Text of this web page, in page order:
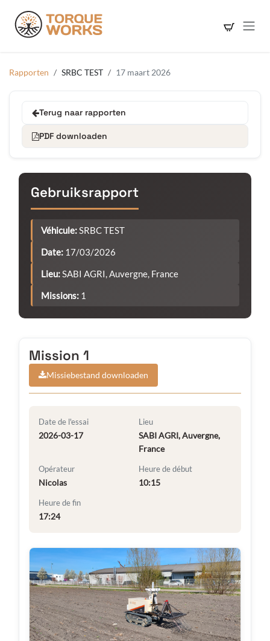
Rapporten SRBC TEST 17 maart 2026
Terug naar rapporten
PDF downloaden
Gebruiksrapport
Véhicule:SRBC TEST
Date: 17/03/2026
Lieu:SABI AGRI, Auvergne, France
Missions: 1
Mission 1
Missiebestand downloaden
Date de l'essai
2026-03-17
Lieu
SABI AGRI, Auvergne,
France
Opérateur
Nicolas
Heure de début
10:15
Heure de fin
17:24